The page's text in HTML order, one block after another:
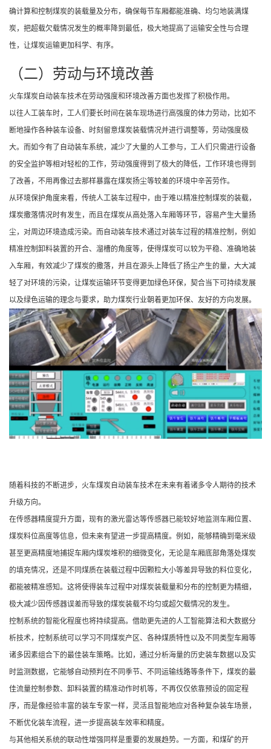
确计算和控制煤炭的装载量及分布，确保每节车厢都能准确、均匀地装满煤
炭，把超载欠载情况发生的概率降到最低，极大地提高了运输安全性与合理
性，让煤炭运输更加科学、有序。
（二）劳动与环境改善
火车煤炭自动装车技术在劳动强度和环境改善方面也发挥了积极作用。
以往人工装车时，工人们要长时间在装车现场进行高强度的体力劳动，比如不
断地操作各种装车设备、时刻留意煤炭装载情况并进行调整等，劳动强度极
大。而如今有了自动装车系统，减少了大量的人工参与，工人们只需进行设备
的安全监护等相对轻松的工作，劳动强度得到了极大的降低，工作环境也得到
了改善，不用再像过去那样暴露在煤炭扬尘等较差的环境中辛苦劳作。
从环境保护角度来看，传统人工装车过程中，由于难以精准控制煤炭的装载，
煤炭撒落情况时有发生，而且在煤炭从高处落入车厢等环节，容易产生大量扬
尘，对周边环境造成污染。而自动装车技术通过对装车过程的精准控制，例如
精准控制卸料装置的开合、溜槽的角度等，使得煤炭可以较为平稳、准确地装
入车厢，有效减少了煤炭的撒落，并且在源头上降低了扬尘产生的量，大大减
轻了对环境的污染，让煤炭运输环节变得更加绿色环保，契合当下可持续发展
以及绿色运输的理念与要求，助力煤炭行业朝着更加环保、友好的方向发展。
随着科技的不断进步，火车煤炭自动装车技术在未来有着诸多令人期待的技术
升级方向。
在传感器精度提升方面，现有的激光雷达等传感器已能较好地监测车厢位置、
煤炭料位高度等信息，但未来有望进一步提高精度。例如，能够精确到毫米级
甚至更高精度地捕捉车厢内煤炭堆积的细微变化，无论是车厢底部角落处煤炭
的填充情况，还是不同煤质在装载过程中因颗粒大小等差异导致的料位变化，
都能被精准感知。这将使得装车过程中对煤炭装载量和分布的控制更为精细，
极大减少因传感器误差而导致的煤炭装载不均匀或超欠载情况的发生。
控制系统的智能化程度也将持续提高。借助更先进的人工智能算法和大数据分
析技术，控制系统可以学习不同煤炭产区、各种煤质特性以及不同类型车厢等
诸多因素组合下的最佳装车策略。比如，通过分析海量的历史装车数据以及实
时监测数据，它能够自动预判在不同季节、不同运输线路等条件下，煤炭的最
佳流量控制参数、卸料装置的精准动作时机等，不再仅仅依靠预设的固定程
序，而是像经验丰富的装车专家一样，灵活且智能地应对各种复杂装车场景，
不断优化装车流程，进一步提高装车效率和精度。
与其他相关系统的联动性增强同样是重要的发展趋势。一方面，和煤矿的开